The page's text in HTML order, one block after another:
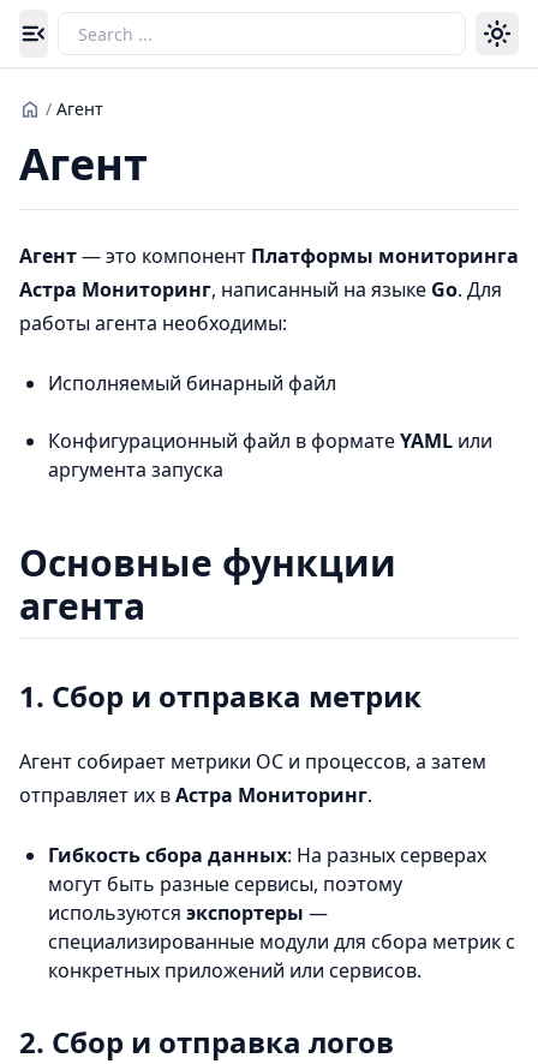
Toggle navigation menu
/ Агент
Агент
Агент— это компонент Платформы мониторинга
Астра Мониторинг, написанный на языке Go. Для
работы агента необходимы:
Исполняемый бинарный файл
Конфигурационный файл в форматеYAML или
аргумента запуска
Основные функции
агента
1. Сбор и отправка метрик
Агент собирает метрики ОС и процессов, а затем
отправляет их вАстра Мониторинг.
Гибкость сбора данных: На разных серверах
могут быть разные сервисы, поэтому
используются экспортеры —
специализированные модули для сбора метрик с
конкретных приложений или сервисов.
2. Сбор и отправка логов